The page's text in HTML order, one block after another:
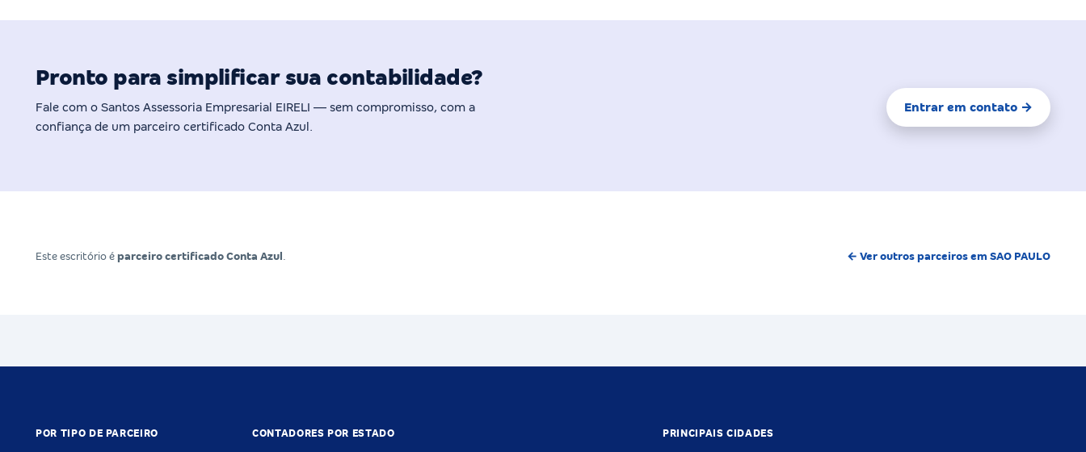
Pronto para simplificar sua contabilidade?
Fale com o Santos Assessoria Empresarial EIRELI — sem compromisso, com a
confiança de um parceiro certificado Conta Azul.
Entrar em contato →
Este escritório é parceiro certificado Conta Azul . ← Ver outros parceiros em SAO PAULO
POR TIPO DE PARCEIRO CONTADORES POR ESTADO PRINCIPAIS CIDADES